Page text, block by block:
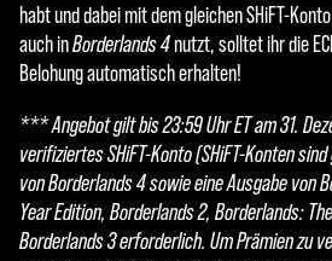
habt und dabei mit dem gleichen SHiFT-
auch inBorderlands 4nutzt, solltet ihr die
Belohung automatisch erhalten!
*** Angebot gilt bis 23:59 Uhr ET am 31.
verifiziertes SHiFT-Konto (SHiFT-Konten
von Borderlands 4 sowie eine Ausgabe von
Year Edition, Borderlands 2, Borderlands:
Borderlands 3 erforderlich. Um Prämien zu